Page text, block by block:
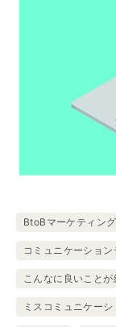
BtoBマーケティング
コミュニケーション
こんなに良いこと
ミスコミュニケーシ